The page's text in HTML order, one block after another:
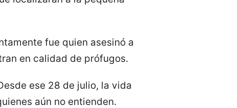
fue quien asesinó a
en calidad de prófugos.
ese 28 de julio, la vida
aún no entienden.